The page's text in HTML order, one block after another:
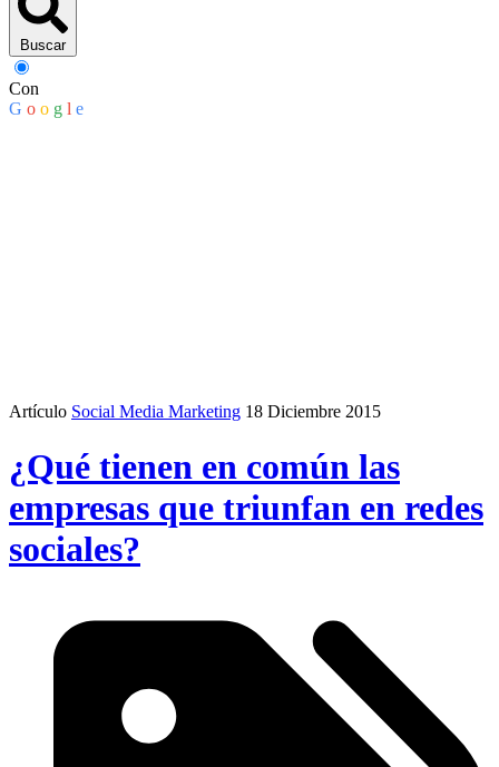
Buscar
Con
G o o g l e
Artículo Social Media Marketing 18 Diciembre 2015
¿Qué tienen en común las
empresas que triunfan en redes
sociales?